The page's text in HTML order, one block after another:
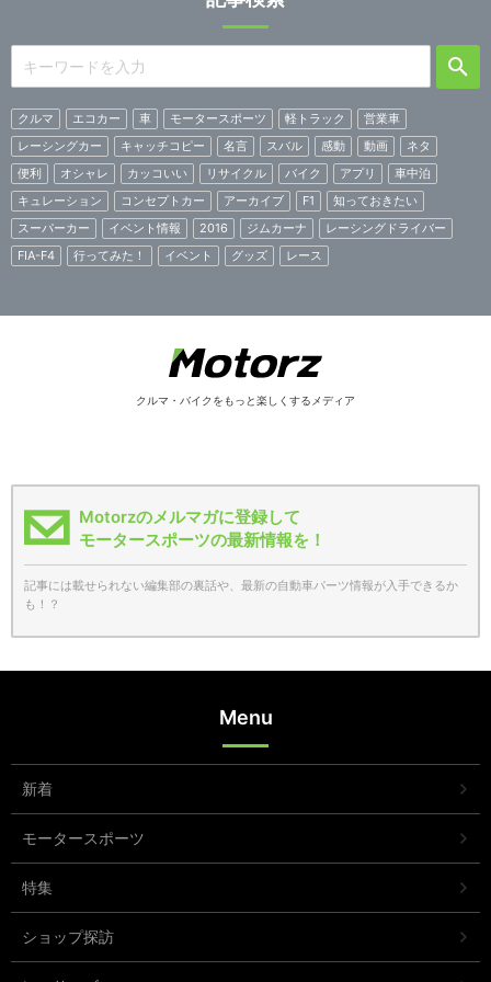
クルマ エコカー 車 モータースポーツ 軽トラック
営業車
レーシングカー
キャッチコピー 名言 スバル 感動 動画
ネタ
便利
オシャレ カッコいい リサイクル バイク アプリ
車中泊
キュレーション
コンセプトカー アーカイブ F1
知っておきたい
スーパーカー
イベント情報 2016 ジムカーナ
レーシングドライバー
FIA-F4
行ってみた！ イベント グッズ レース
クルマ・バイクをもっと楽しくするメディア
Motorzのメルマガに登録して
モータースポーツの最新情報を！
記事には載せられない編集部の裏話や、最新の自動車パーツ情報が入手できるか
も！？
Menu
新着
モータースポーツ
特集
ショップ探訪